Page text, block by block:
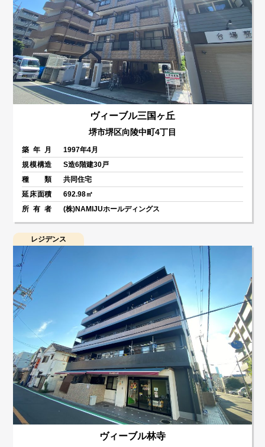
ヴィーブル三国ヶ丘
堺市堺区向陵中町4丁目
築年月
1997年4月
規模構造
S造6階建30戸
種類
共同住宅
延床面積
692.98㎡
所有者
(株)NAMIJUホールディングス
レジデンス
ヴィーブル林寺